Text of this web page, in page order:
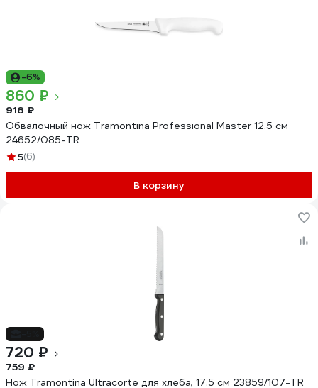
-6%
860 ₽
916 ₽
Обвалочный нож Tramontina Professional Master 12.5 см
24652/085-TR
5(6)
В корзину
720 ₽
759 ₽
Нож Tramontina Ultracorte для хлеба, 17.5 см 23859/107-TR